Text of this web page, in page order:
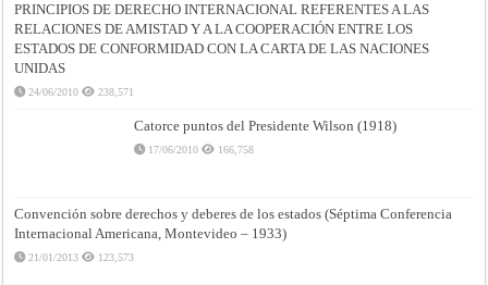
PRINCIPIOS DE DERECHO INTERNACIONAL REFERENTES A LAS
RELACIONES DE AMISTAD Y A LA COOPERACIÓN ENTRE LOS
ESTADOS DE CONFORMIDAD CON LA CARTA DE LAS NACIONES
UNIDAS
24/06/2010 238,571
Catorce puntos del Presidente Wilson (1918)
17/06/2010 166,758
Convención sobre derechos y deberes de los estados (Séptima Conferencia
Internacional Americana, Montevideo – 1933)
21/01/2013 123,573